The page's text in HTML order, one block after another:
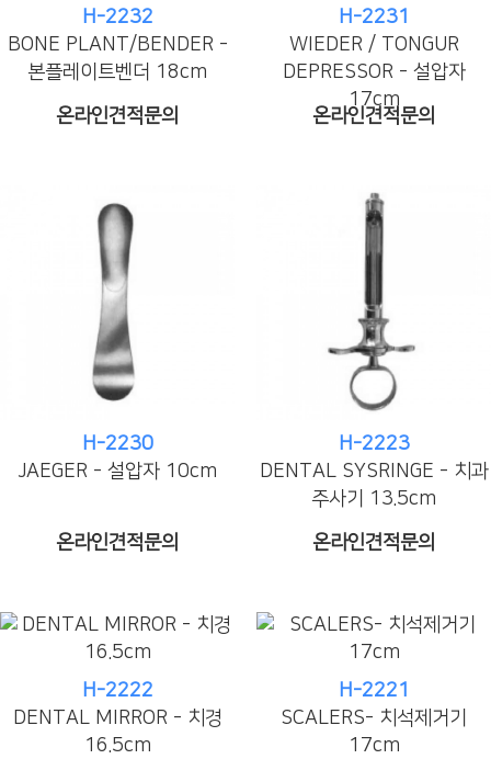
H-2232
BONE PLANT/BENDER -
본플레이트벤더 18cm
온라인견적문의
H-2231
WIEDER / TONGUR
DEPRESSOR - 설압자
17cm
온라인견적문의
H-2230
JAEGER - 설압자 10cm
온라인견적문의
H-2223
DENTAL SYSRINGE - 치과
주사기 13.5cm
온라인견적문의
H-2222
DENTAL MIRROR - 치경
16.5cm
H-2221
SCALERS- 치석제거기
17cm